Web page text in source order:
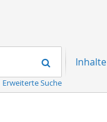
Suchen
Erweiterte Suche
Inhalte